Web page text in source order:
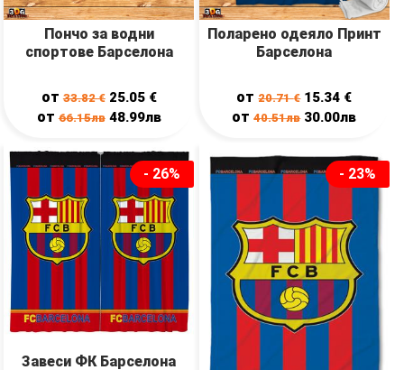
Пончо за водни
спортове Барселона
от33.82€ 25.05 €
от66.15лв 48.99лв
Поларено одеяло Принт
Барселона
от20.71€ 15.34 €
от40.51лв 30.00лв
- 26%
Завеси ФК Барселона
- 23%